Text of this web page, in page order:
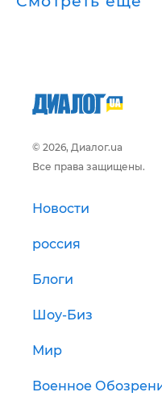
© 2026, Диалог.ua
Все права защищены.
Новости
россия
Блоги
Шоу-Биз
Мир
Военное